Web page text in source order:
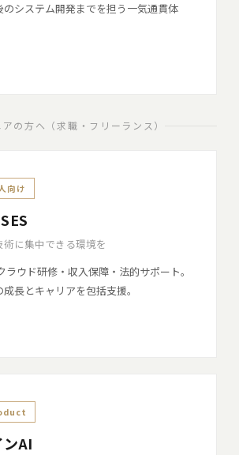
システム開発までを担う一気通貫体
の方へ（求職・フリーランス）
向け
に集中できる環境を
ラウド研修・収入保障・法的サポート。
長とキャリアを包括支援。
AI